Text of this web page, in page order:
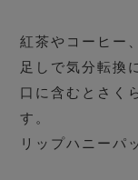
紅茶やコーヒー
足しで気分転換
口に含むとさく
す。
リップハニーパ